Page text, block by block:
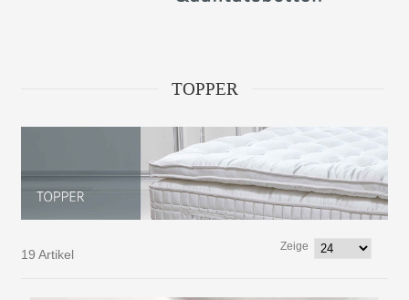
TOPPER
19 Artikel
Zeige